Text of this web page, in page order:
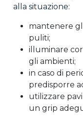
alla situazione:
mantenere
puliti;
illuminare
gli ambienti;
in caso di
predisporre
utilizzare
un grip